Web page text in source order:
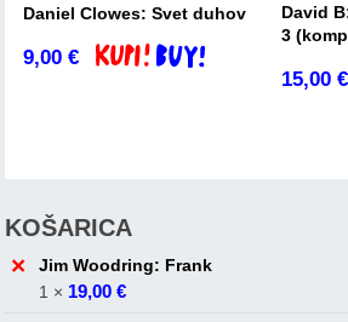
Daniel Clowes: Svet duhov
9,00€ Dodaj v košarico
David
3
15,00€
KOŠARICA
×
Jim Woodring: Frank
1 × 19,00€